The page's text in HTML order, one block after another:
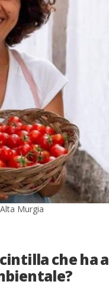
Murgia
che ha